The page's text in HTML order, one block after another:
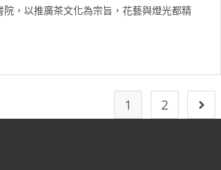
院，以推廣茶文化為宗旨，花藝與燈光都精
1 2